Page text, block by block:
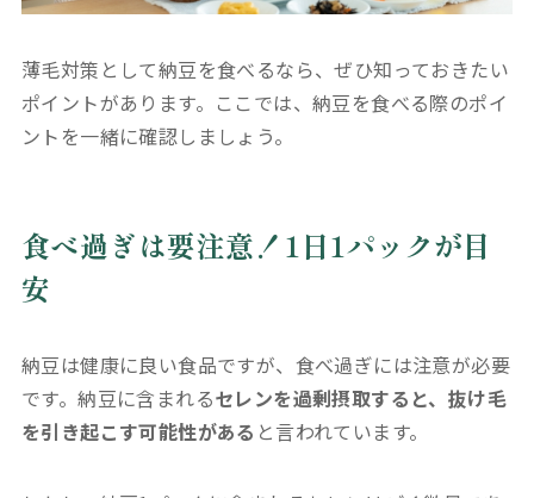
薄毛対策として納豆を食べるなら、ぜひ知っておきたい
ポイントがあります。ここでは、納豆を食べる際のポイ
ントを一緒に確認しましょう。
食べ過ぎは要注意！1日1パックが目
安
納豆は健康に良い食品ですが、食べ過ぎには注意が必要
です。納豆に含まれるセレンを過剰摂取すると、抜け毛
を引き起こす可能性がある と言われています。